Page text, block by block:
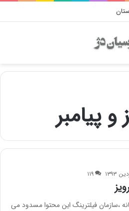
پیامبر
۱۱۹
،سازمان فیلترینگ این محتوا مسدود می